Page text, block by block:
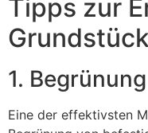
Tipps zur
1.
Eine der effektivsten